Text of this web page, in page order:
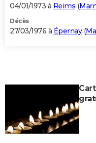
04/01/1973 à Reims (
Décès
27/03/1976 à Épernay(